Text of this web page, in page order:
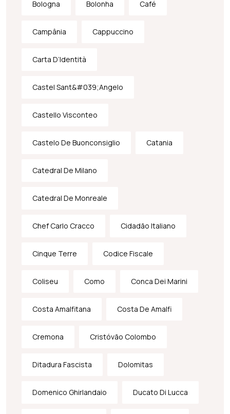
Bologna Bolonha Café
Campânia Cappuccino
Carta D’Identità
Castel Sant&#039;Angelo
Castello Visconteo
Castelo De Buonconsiglio Catania
Catedral De Milano
Catedral De Monreale
Chef Carlo Cracco Cidadão Italiano
Cinque Terre Codice Fiscale
Coliseu Como Conca Dei Marini
Costa Amalfitana Costa De Amalfi
Cremona Cristóvão Colombo
Ditadura Fascista Dolomitas
Domenico Ghirlandaio Ducato Di Lucca